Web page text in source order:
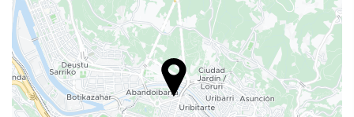
Konditerem
Étel és ital
À la carte étterem
Bár